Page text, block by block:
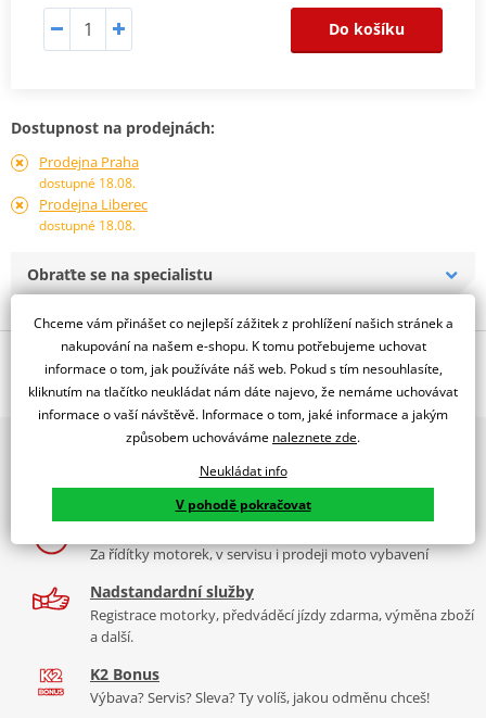
Do košíku
Dostupnost na prodejnách:
Prodejna Praha
dostupné 18.08.
Prodejna Liberec
dostupné 18.08.
Obraťte se na specialistu
Popis a parametry
Jsme autorizovaný
dealer značky NGK
zapalovací svíčka Standard
NGK niklové zapalovací svíčkyjsou vybaveny speciálně
navrženou středovou elektrodou s V-drážkou, která zlepšuje
zapalitelnost směsi a snižuje zhášení plamene. Jádro z 98% čisté
mědi zajišťuje lepší odvod tepla pro spolehlivější starty a nižší
Závity válcované za studena zabraňují poškození závitu a
vzniku křížového závitu v hlavě válců
Třívrstvá povrchová úprava eliminuje nutnost použití pasty
proti zadření
2x multibrand showroom
9 značek motocyklů, servis, oblečení, doplňky i náhradní
díly, to vše v Praze a Liberci
Za řídítky motorek, v servisu i prodeji moto vybavení
Nadstandardní služby
Registrace motorky, předváděcí jízdy zdarma, výměna zboží
a další.
K2 Bonus
Výbava? Servis? Sleva? Ty volíš, jakou odměnu chceš!
Chceme vám přinášet co nejlepší zážitek z prohlížení našich stránek a
nakupování na našem e-shopu. K tomu potřebujeme uchovat
informace o tom, jak používáte náš web. Pokud s tím nesouhlasíte,
kliknutím na tlačítko neukládat nám dáte najevo, že nemáme uchovávat
informace o vaší návštěvě. Informace o tom, jaké informace a jakým
způsobem uchováváme naleznete zde.
Neukládat info
V pohodě pokračovat